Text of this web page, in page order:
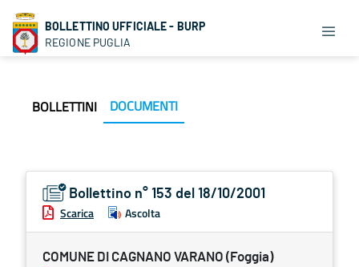
BOLLETTINO UFFICIALE - BURP
REGIONE PUGLIA
BOLLETTINI DOCUMENTI
Bollettino n° 153 del 18/10/2001
Scarica Ascolta
COMUNE DI CAGNANO VARANO (Foggia)